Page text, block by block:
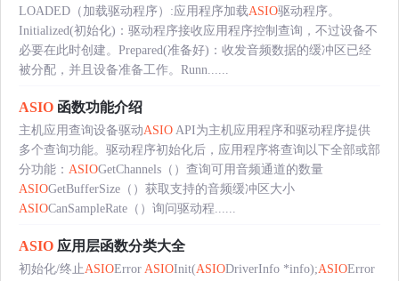
LOADED（加载驱动程序）:应用程序加载ASIO驱动程序。
Initialized(初始化)：驱动程序接收应用程序控制查询，不过设备不
必要在此时创建。Prepared(准备好)：收发音频数据的缓冲区已经
被分配，并且设备准备工作。Runn......
ASIO 函数功能介绍
主机应用查询设备驱动ASIO API为主机应用程序和驱动程序提供
多个查询功能。驱动程序初始化后，应用程序将查询以下全部或部
分功能： ASIOGetChannels（）查询可用音频通道的数量
ASIOGetBufferSize（）获取支持的音频缓冲区大小
ASIOCanSampleRate（）询问驱动程......
ASIO 应用层函数分类大全
初始化/终止ASIOError ASIOInit(ASIODriverInfo *info);ASIOError